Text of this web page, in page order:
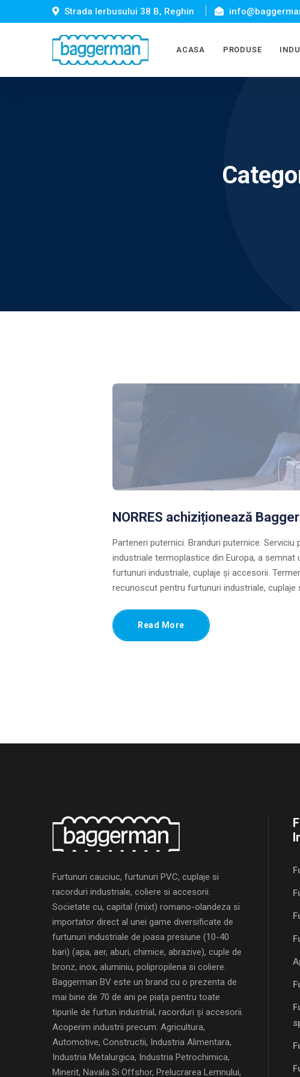
Strada Ierbusului 38 B, Reghin
ACASA PRODUSE
NORRES achiziționează
Parteneri puternici. Branduri puternice. Serviciu
industriale termoplastice din Europa, a semnat
furtunuri industriale, cuplaje și accesorii.
recunoscut pentru furtunuri industriale, cuplaje
Read More
Furtunuri cauciuc, furtunuri PVC, cuplaje si
racorduri industriale, coliere si accesorii.
Societate cu, capital (mixt) romano-olandeza si
importator direct al unei game diversificate de
furtunuri industriale de joasa presiune (10-40
bari) (apa, aer, aburi, chimice, abrazive), cuple de
bronz, inox, aluminiu, polipropilena si coliere.
Baggerman BV este un brand cu o prezenta de
mai bine de 70 de ani pe piața pentru toate
tipurile de furtun industrial, racorduri și accesorii.
Acoperim industrii precum: Agricultura,
Automotive, Constructii, Industria Alimentara,
Industria Metalurgica, Industria Petrochimica,
Minerit, Navala Si Offshor, Prelucrarea Lemnului,